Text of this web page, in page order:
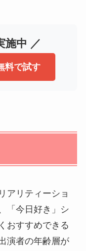
施中 ／
料で試す
アリティーショ
「今日好き」シ
おすすめできる
演者の年齢層が